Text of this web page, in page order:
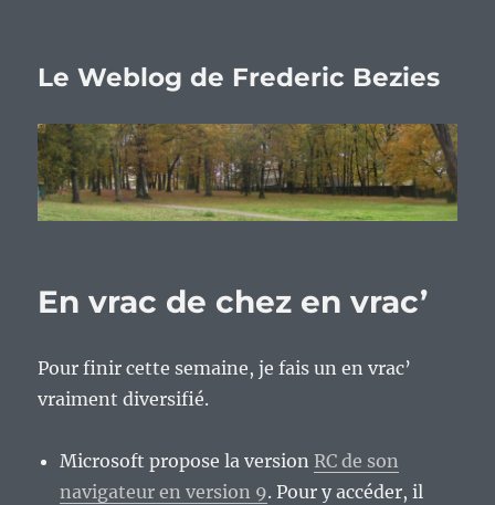
Le Weblog de Frederic Bezies
En vrac de chez en vrac’
Pour finir cette semaine, je fais un en vrac’
vraiment diversifié.
Microsoft propose la versionRC de son
navigateur en version 9. Pour y accéder, il